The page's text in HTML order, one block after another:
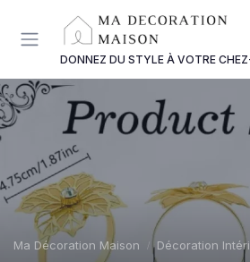
DONNEZ DU STYLE À VOTRE
Ma Décoration Maison Décoration
Panneau de gestion des cookies